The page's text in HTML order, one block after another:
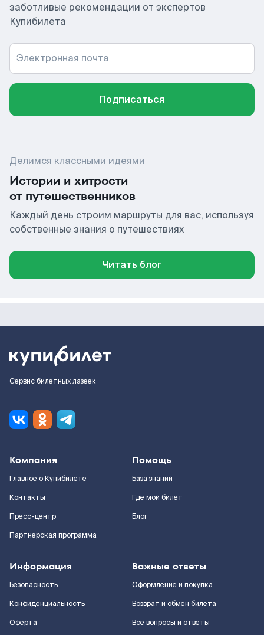
заботливые рекомендации от экспертов
Купибилета
Электронная почта
Подписаться
Делимся классными идеями
Истории и хитрости
от путешественников
Каждый день строим маршруты для вас, используя
собственные знания о путешествиях
Читать блог
Сервис билетных лазеек
Компания
Главное о Купибилете
Контакты
Пресс-центр
Партнерская программа
Помощь
База знаний
Где мой билет
Блог
Информация
Безопасность
Конфиденциальность
Оферта
Важные ответы
Оформление и покупка
Возврат и обмен билета
Все вопросы и ответы